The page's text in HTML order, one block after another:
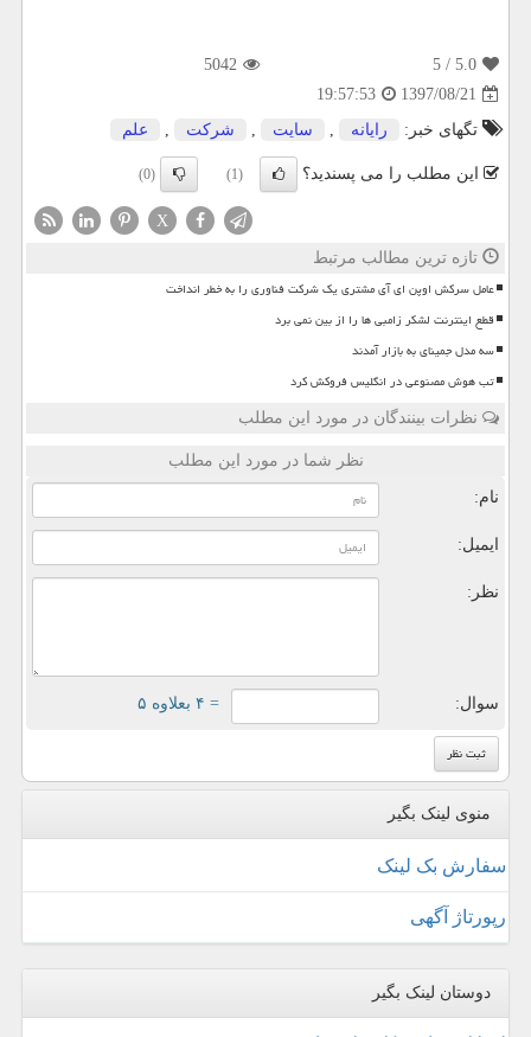
5.0
/ 5
5042
1397/08/21
19:57:53
تگهای خبر:
رایانه , سایت , شركت , علم
این مطلب را می پسندید؟ (1)
(0)
X
تازه ترین مطالب مرتبط
عامل سرکش اوپن ای آی مشتری یک شرکت فناوری را به خطر انداخت
قطع اینترنت لشکر زامبی ها را از بین نمی برد
سه مدل جمینای به بازار آمدند
تب هوش مصنوعی در انگلیس فروکش کرد
نظرات بینندگان در مورد این مطلب
نظر شما در مورد این مطلب
نام:
ایمیل:
نظر:
سوال: = ۴ بعلاوه ۵
منوی لینک بگیر
سفارش بک لینک
رپورتاژ آگهی
دوستان لینک بگیر